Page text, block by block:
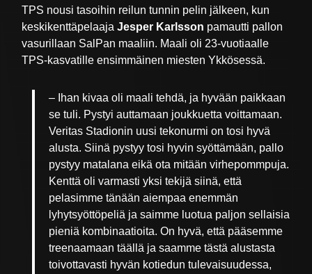
TPS nousi tasoihin reilun tunnin pelin jälkeen, kun
keskikenttäpelaaja Jesper Karlsson pamautti pallon
vasurillaan SalPan maaliin. Maali oli 23-vuotiaalle
TPS-kasvatille ensimmäinen miesten Ykkösessä.
– Ihan kivaa oli maali tehdä, ja hyvään paikkaan
se tuli. Pystyi auttamaan joukkuetta voittamaan.
Veritas Stadionin uusi tekonurmi on tosi hyvä
alusta. Siinä pystyy tosi hyvin syöttämään, pallo
pystyy matalana eikä ota mitään virhepommpuja.
Kenttä oli varmasti yksi tekijä siinä, että
pelasimme tänään aiempaa enemmän
lyhytsyöttöpeliä ja saimme luotua paljon sellaisia
pieniä kombinaatioita. On hyvä, että pääsemme
treenaamaan täällä ja saamme tästä alustasta
toivottavasti hyvän kotiedun tulevaisuudessa,